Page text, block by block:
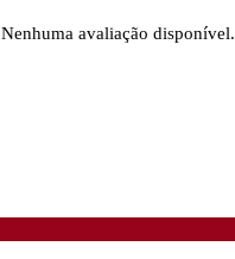
Nenhuma avaliação disponível.